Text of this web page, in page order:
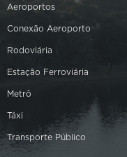
Aeroportos
Conexão Aeroporto
Rodoviária
Estação Ferroviária
Metrô
Táxi
Transporte Público